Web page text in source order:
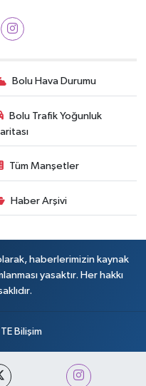
Bolu Hava Durumu
Bolu Trafik Yoğunluk
Tüm Manşetler
Haber Arşivi
haberlerimizin kaynak
yasaktır. Her hakkı
TE Bilişim